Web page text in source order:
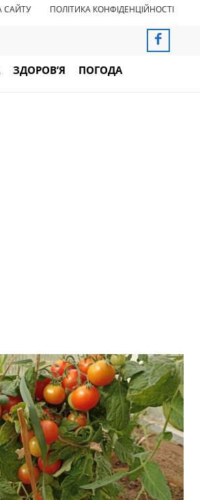
САЙТУ ПОЛІТИКА КОНФІДЕНЦІЙНОСТІ
ЗДОРОВ’Я ПОГОДА